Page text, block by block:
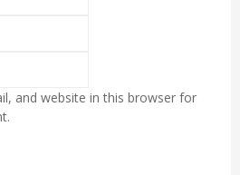
and website in this browser for